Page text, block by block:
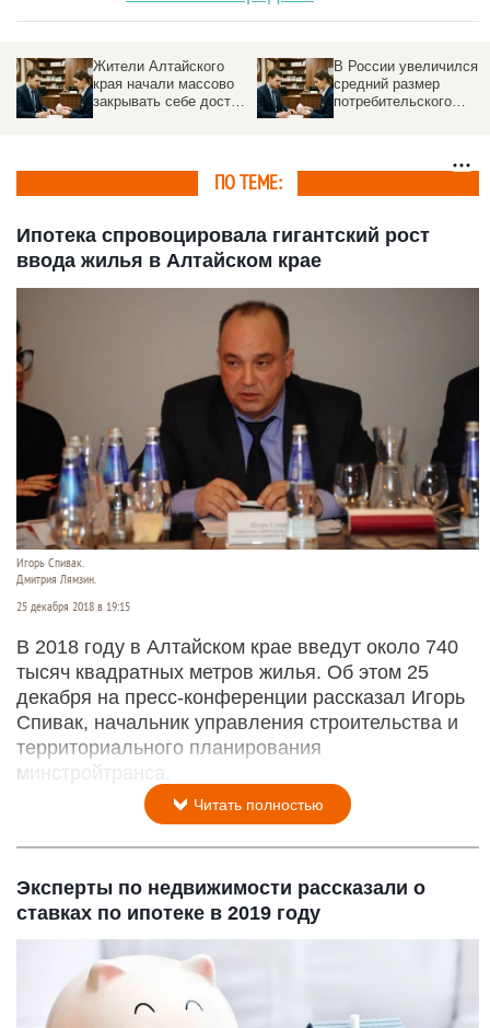
Жители Алтайского
края начали массово
закрывать себе доступ
В России увеличился
средний размер
потребительского
ПО ТЕМЕ:
Ипотека спровоцировала гигантский рост
ввода жилья в Алтайском крае
Игорь Спивак.
Дмитрия Лямзин.
25 декабря 2018 в 19:15
В 2018 году в Алтайском крае введут около 740
тысяч квадратных метров жилья. Об этом 25
декабря на пресс-конференции рассказал Игорь
Спивак, начальник управления строительства и
территориального планирования
минстройтранса.
Читать полностью
Эксперты по недвижимости рассказали о
ставках по ипотеке в 2019 году